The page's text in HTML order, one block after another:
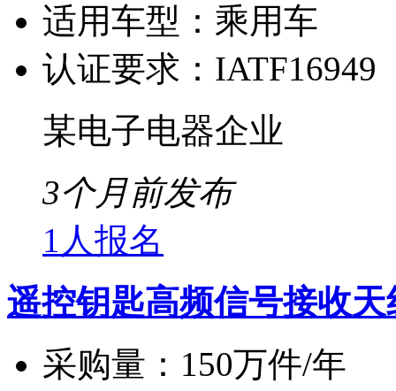
适用车型： 乘用车
认证要求： IATF16949
某电子电器企业
3个月前发布
1人报名
遥控钥匙高频信号接收天
采购量： 150万件/年